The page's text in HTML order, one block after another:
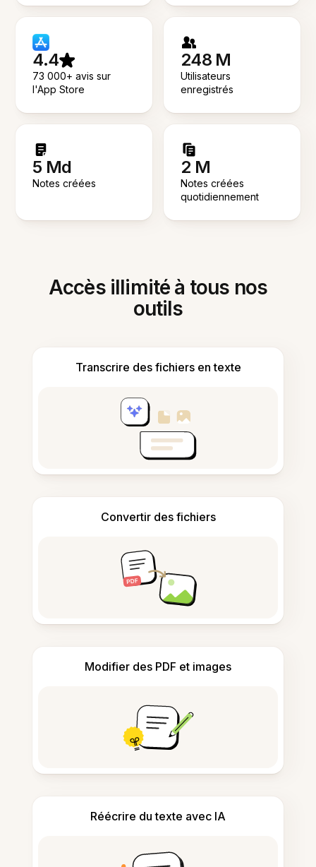
4.4
73 000+ avis sur
l'App Store
248 M
Utilisateurs
enregistrés
5 Md
Notes créées
2 M
Notes créées
quotidiennement
Accès illimité à tous nos
outils
Transcrire des fichiers en texte
Convertir des fichiers
Modifier des PDF et images
Réécrire du texte avec IA